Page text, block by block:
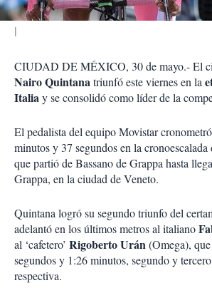
CIUDAD DE MÉXICO, 30 de mayo.- El
Nairo Quintanatriunfó este viernes en la
Italiay se consolidó como líder de la
El pedalista del equipo Movistar
minutos y 37 segundos en la
que partió de Bassano de Grappa hasta
Grappa, en la ciudad de Veneto.
Quintana logró su segundo triunfo del
adelantó en los últimos metros al italiano
al ‘cafetero’ Rigoberto Urán(Omega),
segundos y 1:26 minutos, segundo y
respectiva.